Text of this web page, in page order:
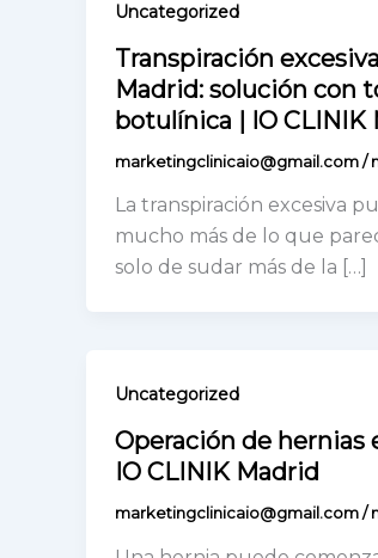
Uncategorized
Transpiración
Madrid: solución con
botulínica | IO CLINIK
marketingclinicaio@gmail.com/
La transpiración excesiva
mucho más de lo que
solo de sudar más de la […]
Uncategorized
Operación de hernias
IO CLINIK Madrid
marketingclinicaio@gmail.com/